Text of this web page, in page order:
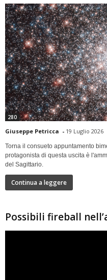
280
Giuseppe Petricca - 19 Luglio 2026
Torna il consueto appuntamento
protagonista di questa uscita è
del Sagittario.
Continua a leggere
Possibili fireball